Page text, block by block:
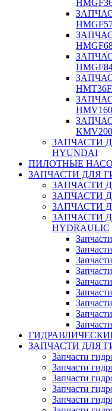
HMV160
KMV200
ЗАПЧАСТИ
HYUNDAI
ПИЛОТНЫЕ
ЗАПЧАСТИ ДЛЯ
ЗАПЧАСТИ
ЗАПЧАСТИ
ЗАПЧАСТИ
ЗАПЧАСТИ
HYDRAULIC
ЗАПЧАСТИ ДЛЯ
Запчасти
Запчасти
Запчасти
Запчасти
Запчасти